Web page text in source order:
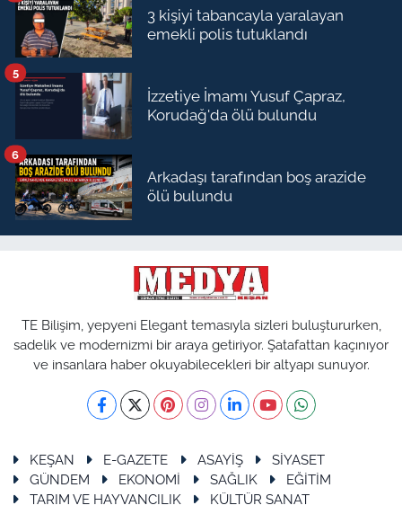
3 kişiyi tabancayla yaralayan
emekli polis tutuklandı
İzzetiye İmamı Yusuf Çapraz,
Korudağ'da ölü bulundu
5
Arkadaşı tarafından boş arazide
ölü bulundu
6
TE Bilişim, yepyeni Elegant temasıyla sizleri buluştururken,
sadelik ve modernizmi bir araya getiriyor. Şatafattan kaçınıyor
ve insanlara haber okuyabilecekleri bir altyapı sunuyor.
KEŞAN E-GAZETE ASAYİŞ
SİYASET
GÜNDEM
EKONOMİ SAĞLIK
EĞİTİM
TARIM VE HAYVANCILIK
KÜLTÜR SANAT